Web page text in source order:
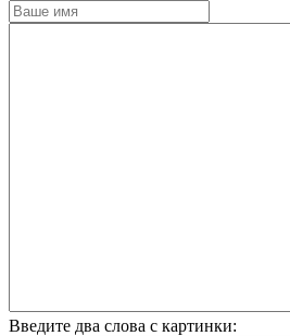
Введите два слова с картинки: